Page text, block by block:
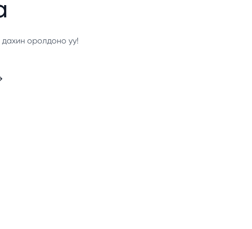
оролдоно уу!